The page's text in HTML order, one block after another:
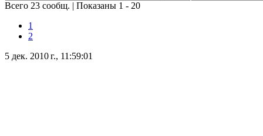
Всего 23 сообщ. | Показаны 1 - 20
1
2
5 дек. 2010 г., 11:59:01